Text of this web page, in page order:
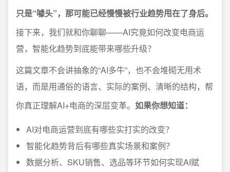
只是“噱头”，那可能已经慢慢被行业趋势甩在了身后。
接下来，我们就和你聊聊——AI究竟如何改变电商运
营，智能化趋势到底能带来哪些升级？
这篇文章不会讲抽象的“AI多牛”，也不会堆砌无用术
语，而是用通俗的语言、实际的案例、清晰的结构，帮
你真正理解AI+电商的深层变革。 如果你想知道：
AI对电商运营到底有哪些实打实的改变？
智能化趋势背后有哪些真实场景和案例？
数据分析、SKU销售、选品等环节如何实现AI赋